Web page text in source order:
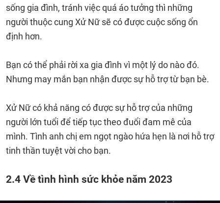
sống gia đình, tránh việc quá áo tưởng thì những
người thuộc cung Xử Nữ sẽ có được cuộc sống ổn
định hơn.
Bạn có thể phải rời xa gia đình vì một lý do nào đó.
Nhưng may mắn bạn nhận được sự hỗ trợ từ bạn bè.
Xử Nữ có khả năng có được sự hỗ trợ của những
người lớn tuổi để tiếp tục theo đuổi đam mê của
mình. Tình anh chị em ngọt ngào hứa hẹn là nơi hỗ trợ
tinh thần tuyệt vời cho bạn.
2.4 Về tình hình sức khỏe năm 2023